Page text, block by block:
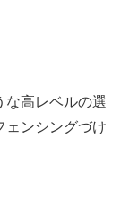
な高レベルの選
ェンシングづけ